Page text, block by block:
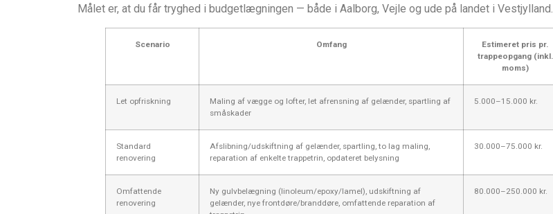
Målet er, at du får tryghed i budgetlægningen — både i Aalborg, Vejle og ude på landet i Vestjylland.
Scenario Omfang
Estimeret pris pr.
trappeopgang (inkl.
moms)
Let opfriskning
Maling af vægge og lofter, let afrensning af gelænder, spartling af
småskader
5.000–15.000 kr.
Standard
renovering
Afslibning/udskiftning af gelænder, spartling, to lag maling,
reparation af enkelte trappetrin, opdateret belysning
30.000–75.000 kr.
Omfattende
renovering
Ny gulvbelægning (linoleum/epoxy/lamel), udskiftning af
gelænder, nye frontdøre/branddøre, omfattende reparation af
80.000–250.000 kr.